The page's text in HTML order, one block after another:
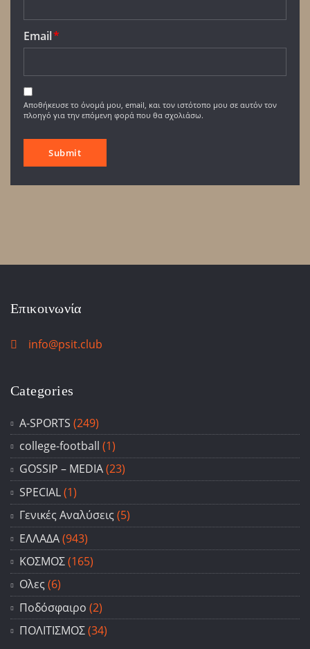
Email*
Αποθήκευσε το όνομά μου, email, και τον ιστότοπο μου σε αυτόν τον
πλοηγό για την επόμενη φορά που θα σχολιάσω.
Επικοινωνία
info@psit.club
Categories
A-SPORTS (249)
college-football (1)
GOSSIP – ΜΕDIA(23)
SPECIAL(1)
Γενικές Αναλύσεις (5)
ΕΛΛΑΔΑ(943)
ΚΟΣΜΟΣ(165)
Ολες (6)
Ποδόσφαιρο (2)
ΠΟΛΙΤΙΣΜΟΣ(34)